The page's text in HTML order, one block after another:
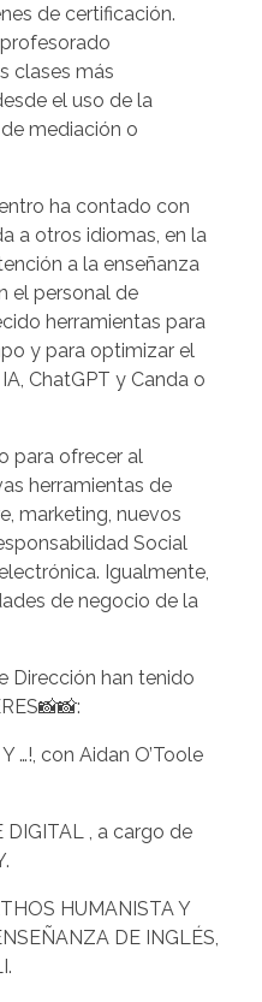
de certificación.
clases más
el uso de la
mediación o
ha contado con
a otros idiomas, en la
a la enseñanza
el personal de
herramientas para
y para optimizar el
ChatGPT y Canda o
para ofrecer al
herramientas de
marketing, nuevos
Social
Igualmente,
de negocio de la
Dirección han tenido
📸📸:
…!, con Aidan O’Toole
DIGITAL , a cargo de
HUMANISTA Y
DE INGLÉS,